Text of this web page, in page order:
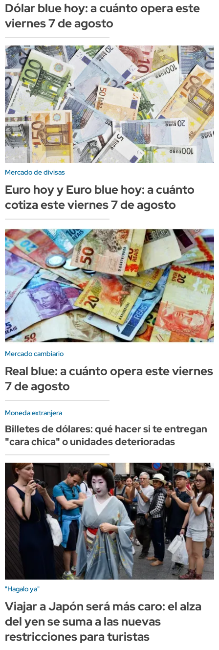
Dólar blue hoy: a cuánto opera este
viernes 7 de agosto
Mercado de divisas
Euro hoy y Euro blue hoy: a cuánto
cotiza este viernes 7 de agosto
Mercado cambiario
Real blue: a cuánto opera este viernes
7 de agosto
Moneda extranjera
Billetes de dólares: qué hacer si te entregan
"cara chica" o unidades deterioradas
"Hagalo ya"
Viajar a Japón será más caro: el alza
del yen se suma a las nuevas
restricciones para turistas